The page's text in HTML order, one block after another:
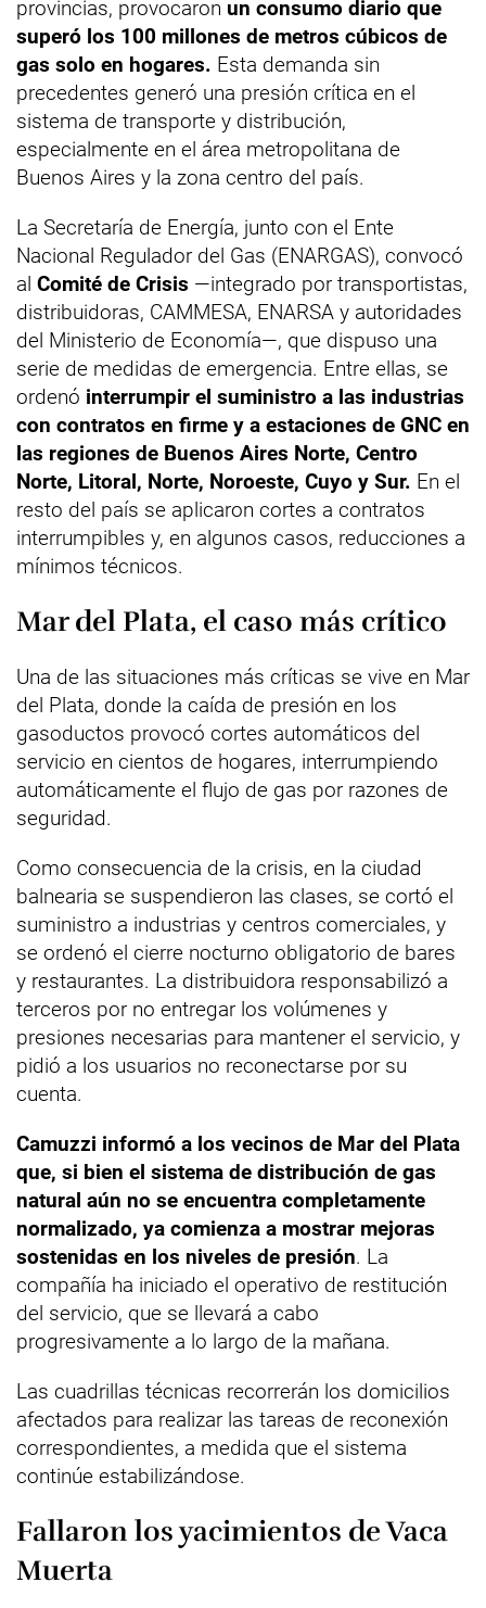
provincias, provocaron un consumo diario que
superó los 100 millones de metros cúbicos de
gas solo en hogares. Esta demanda sin
precedentes generó una presión crítica en el
sistema de transporte y distribución,
especialmente en el área metropolitana de
Buenos Aires y la zona centro del país.
La Secretaría de Energía, junto con el Ente
Nacional Regulador del Gas (ENARGAS), convocó
al Comité de Crisis —integrado por transportistas,
distribuidoras, CAMMESA, ENARSA y autoridades
del Ministerio de Economía—, que dispuso una
serie de medidas de emergencia. Entre ellas, se
ordenó interrumpir el suministro a las industrias
con contratos en firme y a estaciones de GNC en
las regiones de Buenos Aires Norte, Centro
Norte, Litoral, Norte, Noroeste, Cuyo y Sur. En el
resto del país se aplicaron cortes a contratos
interrumpibles y, en algunos casos, reducciones a
mínimos técnicos.
Mar del Plata, el caso más crítico
Una de las situaciones más críticas se vive en Mar
del Plata, donde la caída de presión en los
gasoductos provocó cortes automáticos del
servicio en cientos de hogares, interrumpiendo
automáticamente el flujo de gas por razones de
seguridad.
Como consecuencia de la crisis, en la ciudad
balnearia se suspendieron las clases, se cortó el
suministro a industrias y centros comerciales, y
se ordenó el cierre nocturno obligatorio de bares
y restaurantes. La distribuidora responsabilizó a
terceros por no entregar los volúmenes y
presiones necesarias para mantener el servicio, y
pidió a los usuarios no reconectarse por su
cuenta.
Camuzzi informó a los vecinos de Mar del Plata
que, si bien el sistema de distribución de gas
natural aún no se encuentra completamente
normalizado, ya comienza a mostrar mejoras
sostenidas en los niveles de presión. La
compañía ha iniciado el operativo de restitución
del servicio, que se llevará a cabo
progresivamente a lo largo de la mañana.
Las cuadrillas técnicas recorrerán los domicilios
afectados para realizar las tareas de reconexión
correspondientes, a medida que el sistema
continúe estabilizándose.
Fallaron los yacimientos de Vaca
Muerta